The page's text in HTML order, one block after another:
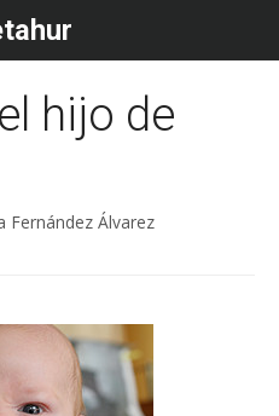
hijo de
Fernández Álvarez